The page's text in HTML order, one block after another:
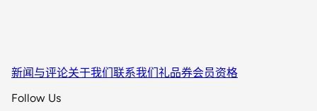
新闻与评论关于我们联系我们礼品券会员资格
Follow Us